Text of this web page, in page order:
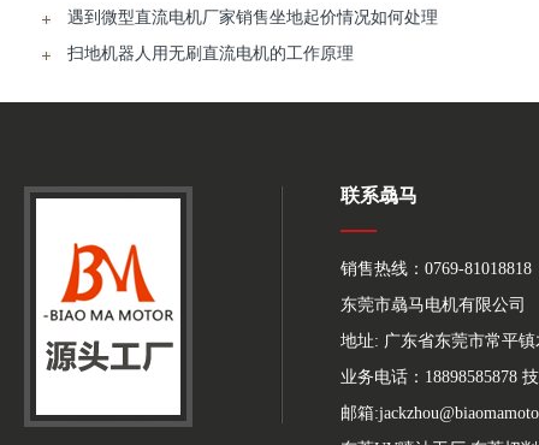
遇到微型直流电机厂家销售坐地起价情况如何处理
扫地机器人用无刷直流电机的工作原理
联系骉马
销售热线：0769-81018818
东莞市骉马电机有限公司
地址: 广东省东莞市常平
业务电话：18898585878
邮箱